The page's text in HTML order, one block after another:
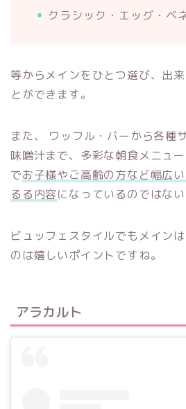
クラシック・エッグ・ベ
等からメインをひとつ選び、出
とができます。
また、 ワッフル・バーから各種
味噌汁まで、多彩な朝食メニュ
でお子様やご高齢の方など幅広
るる内容になっているのではない
ビュッフェスタイルでもメイン
のは嬉しいポイントですね。
アラカルト